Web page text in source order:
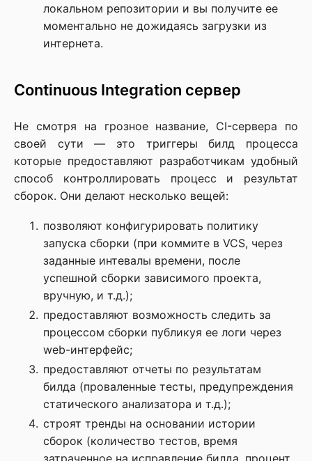
локальном репозитории и вы получите ее
моментально не дожидаясь загрузки из
интернета.
Continuous Integration сервер
Не смотря на грозное название, CI-сервера по
своей сути — это триггеры билд процесса
которые предоставляют разработчикам удобный
способ контроллировать процесс и результат
сборок. Они делают несколько вещей:
позволяют конфигурировать политику
запуска сборки (при коммите в VCS, через
заданные интевалы времени, после
успешной сборки зависимого проекта,
вручную, и т.д.);
предоставляют возможность следить за
процессом сборки публикуя ее логи через
web-интерфейс;
предоставляют отчеты по результатам
билда (проваленные тесты, предупреждения
статического анализатора и т.д.);
строят тренды на основании истории
сборок (количество тестов, время